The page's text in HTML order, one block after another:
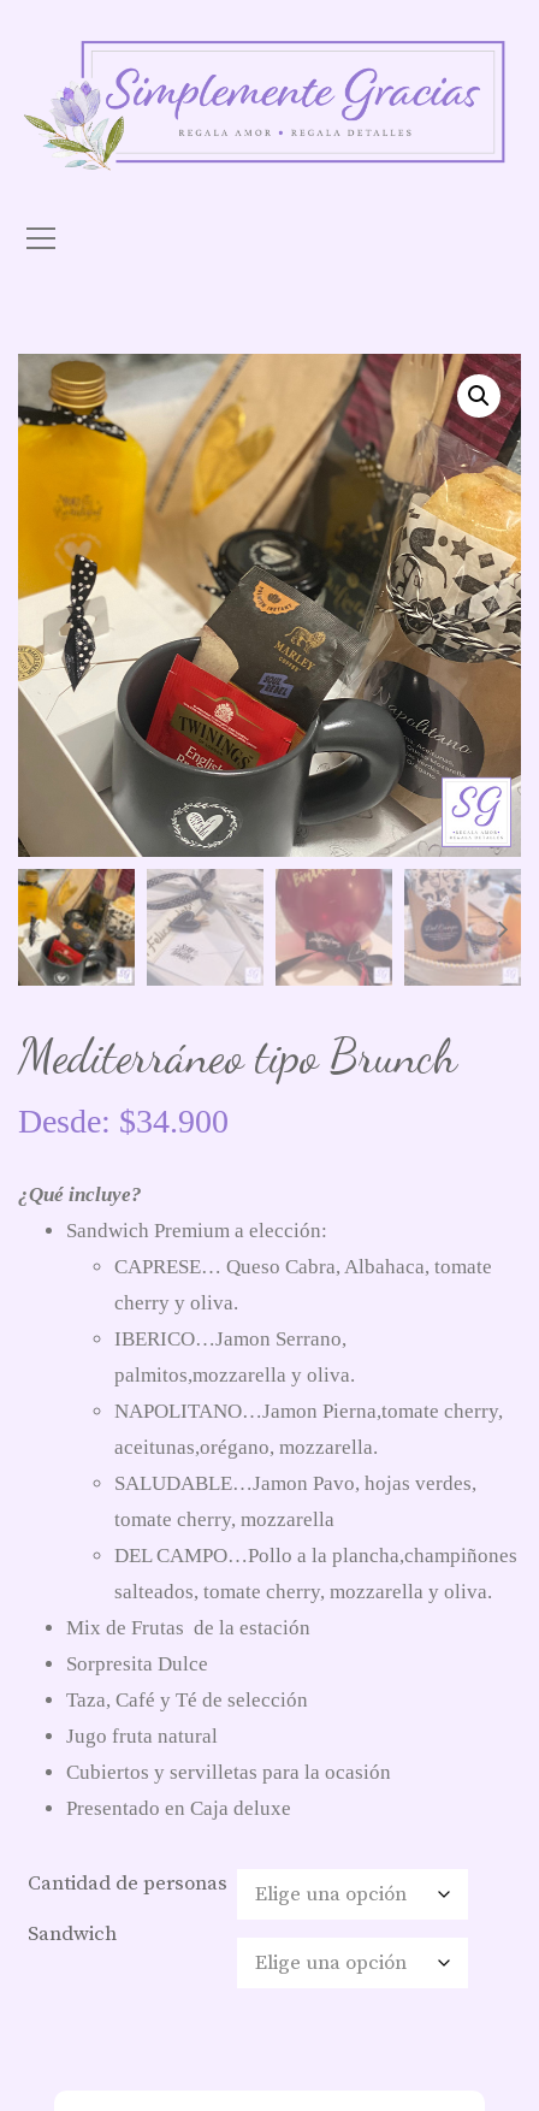
Mediterráneo tipo Brunch
Desde: $34.900
¿Qué incluye?
Sandwich Premium a elección:
CAPRESE… Queso Cabra, Albahaca, tomate
cherry y oliva.
IBERICO…Jamon Serrano,
palmitos,mozzarella y oliva.
NAPOLITANO…Jamon Pierna,tomate cherry,
aceitunas,orégano, mozzarella.
SALUDABLE…Jamon Pavo, hojas verdes,
tomate cherry, mozzarella
DEL CAMPO…Pollo a la plancha,champiñones
salteados, tomate cherry, mozzarella y oliva.
Mix de Frutas de la estación
Sorpresita Dulce
Taza, Café y Té de selección
Jugo fruta natural
Cubiertos y servilletas para la ocasión
Presentado en Caja deluxe
Cantidad de personas
Sandwich